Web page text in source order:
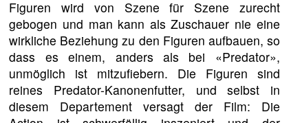
Figuren wird von Szene für Szene zurecht
gebogen und man kann als Zuschauer nie eine
wirkliche Beziehung zu den Figuren aufbauen, so
dass es einem, anders als bei «Predator»,
unmöglich ist mitzufiebern. Die Figuren sind
reines Predator-Kanonenfutter, und selbst in
diesem Departement versagt der Film: Die